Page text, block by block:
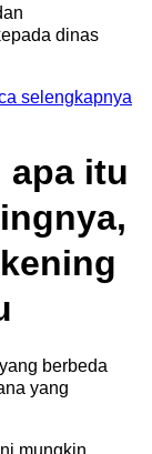
dinas
selengkapnya
apa itu
berbeda
yang